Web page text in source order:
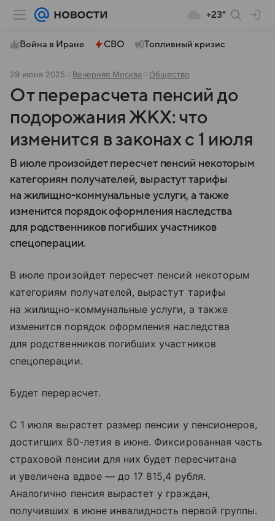
+23°
Война в Иране СВО Топливный кризис
29 июня 2025 Вечерняя Москва Общество
От перерасчета пенсий до
подорожания ЖКХ: что
изменится в законах с 1 июля
В июле произойдет пересчет пенсий некоторым
категориям получателей, вырастут тарифы
на жилищно-коммунальные услуги, а также
изменится порядок оформления наследства
для родственников погибших участников
спецоперации.
В июле произойдет пересчет пенсий некоторым
категориям получателей, вырастут тарифы
на жилищно-коммунальные услуги, а также
изменится порядок оформления наследства
для родственников погибших участников
спецоперации.
Будет перерасчет.
С 1 июля вырастет размер пенсии у пенсионеров,
достигших 80-летия в июне. Фиксированная часть
страховой пенсии для них будет пересчитана
и увеличена вдвое — до 17 815,4 рубля.
Аналогично пенсия вырастет у граждан,
получивших в июне инвалидность первой группы.